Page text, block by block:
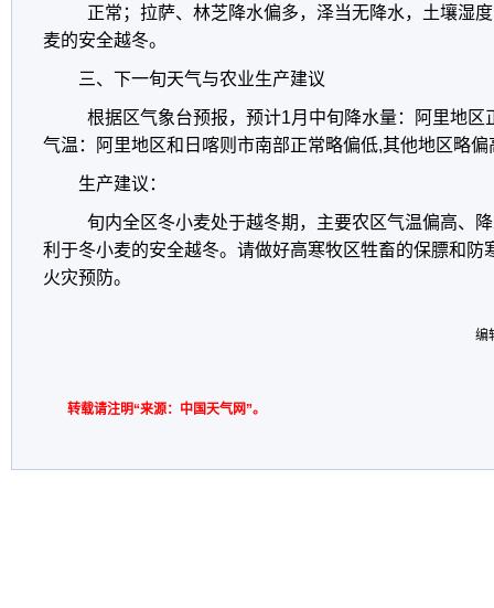
正常；拉萨、林芝降水偏多，泽当无降水，土壤湿
麦的安全越冬。
三、下一旬天气与农业生产建议
根据区气象台预报，预计1月中旬降水量：阿里地区
气温：阿里地区和日喀则市南部正常略偏低,其他地区略偏
生产建议：
旬内全区冬小麦处于越冬期，主要农区气温偏高、
利于冬小麦的安全越冬。请做好高寒牧区牲畜的保膘和防
火灾预防。
编
转载请注明“来源：中国天气网”。